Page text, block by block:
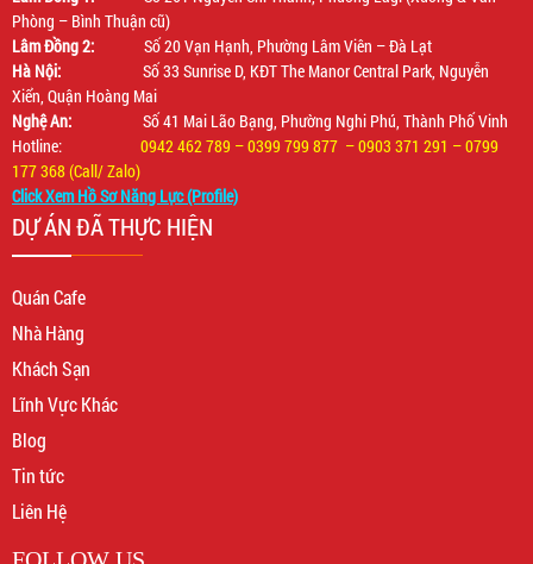
Phòng – Bình Thuận cũ)
Lâm Đồng 2: Số 20 Vạn Hạnh, Phường Lâm Viên – Đà Lạt
Hà Nội: Số 33 Sunrise D, KĐT The Manor Central Park, Nguyễn
Xiển, Quận Hoàng Mai
Nghệ An: Số 41 Mai Lão Bạng, Phường Nghi Phú, Thành Phố Vinh
Hotline: 0942 462 789 – 0399 799 877 – 0903 371 291 – 0799
177 368 (Call/ Zalo)
Click Xem Hồ Sơ Năng Lực (Profile)
DỰ ÁN ĐÃ THỰC HIỆN
Quán Cafe
Nhà Hàng
Khách Sạn
Lĩnh Vực Khác
Blog
Tin tức
Liên Hệ